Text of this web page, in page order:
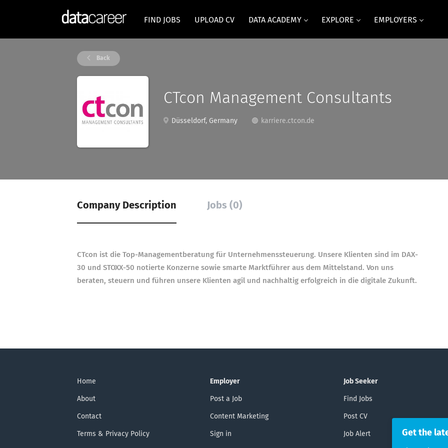
FIND JOBS UPLOAD CV DATA ACADEMY EXPLORE EMPLOYERS
Back
CTcon Management Consultants
Düsseldorf, Germany karriere.ctcon.de
Company Description Jobs (0)
CTcon ist die Top-Managementberatung für Unternehmenssteuerung. Unsere Klienten sind im DAX-
30 und STOXX-50 notierte Konzerne sowie smarte Marktführer aus dem Mittelstand. Von uns
beraten, steuern und führen unsere Klienten agil und nachhaltig erfolgreich in die digitale Zukunft.
Home
About
Contact
Terms & Privacy Policy
Employer
Post a Job
Content Marketing
Sign in
Job Seeker
Find Jobs
Post CV
Job Alert Get the